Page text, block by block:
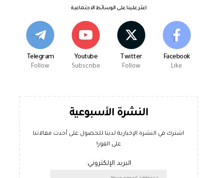
اعثر علينا على الوسائط الاجتماعية
Facebook
Like
Twitter
Follow
Youtube
Subscribe
Telegram
Follow
النشرة الأسبوعية
اشترك في النشرة الإخبارية لدينا للحصول على أحدث مقالاتنا
على الفور!
البريد الإلكتروني: